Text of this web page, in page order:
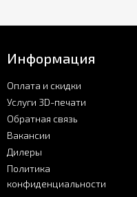
Информация
Оплата и скидки
Услуги 3D-печати
Обратная связь
Вакансии
Дилеры
Политика
конфиденциальности